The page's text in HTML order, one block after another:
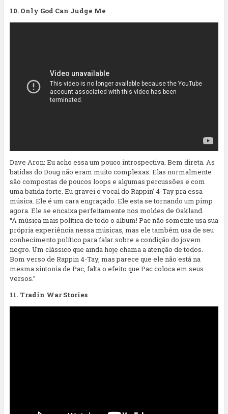
10. Only God Can Judge Me
Dave Aron: Eu acho essa um pouco introspectiva. Bem direta. As
batidas do Doug não eram muito complexas. Elas normalmente
são compostas de poucos loops e algumas percussões e com
uma batida forte. Eu gravei o vocal do Rappin’ 4-Tay pra essa
música. Ele é um cara engraçado. Ele esta se tornando um pimp
agora. Ele se encaixa perfeitamente nos moldes de Oakland.
“A música mais política de todo o album! Pac não somente usa sua
própria experiência nessa músicas, mas ele também usa de seu
conhecimento político para falar sobre a condição do jovem
negro. Um clássico que ainda hoje chama a atenção de todos.
Bom verso de Rappin 4-Tay, mas parece que ele não está na
mesma sintonia de Pac, falta o efeito que Pac coloca em seus
versos.”
11. Tradin War Stories